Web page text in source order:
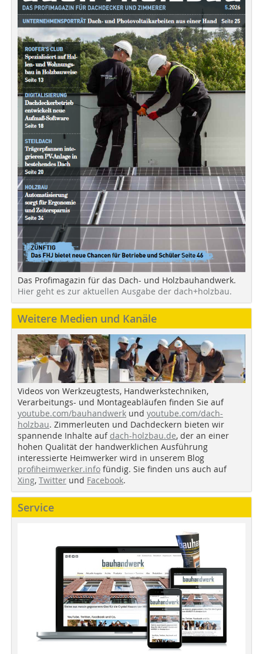
Das Profimagazin für das Dach- und Holzbauhandwerk.
Hier geht es zur aktuellen Ausgabe der dach+holzbau.
Weitere Medien und Kanäle
Videos von Werkzeugtests, Handwerkstechniken,
Verarbeitungs- und Montageabläufen finden Sie auf
youtube.com/bauhandwerk und youtube.com/dach-
holzbau. Zimmerleuten und Dachdeckern bieten wir
spannende Inhalte auf dach-holzbau.de, der an einer
hohen Qualität der handwerklichen Ausführung
interessierte Heimwerker wird in unserem Blog
profiheimwerker.info fündig. Sie finden uns auch auf
Xing, Twitter und Facebook.
Service